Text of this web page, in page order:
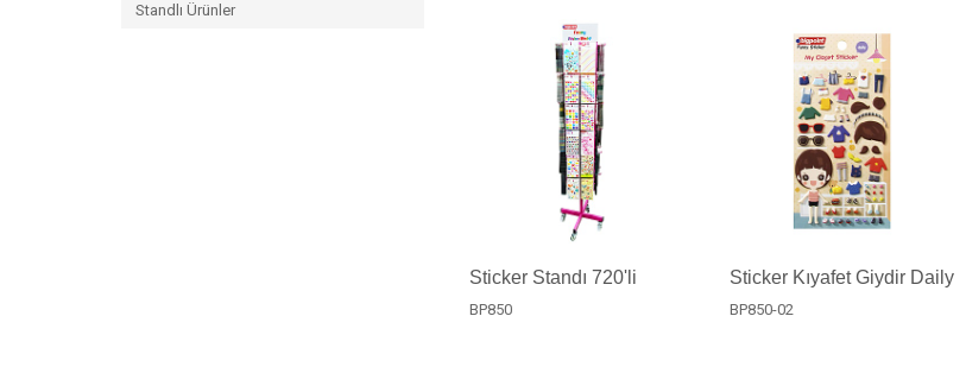
Standlı Ürünler
Sticker Standı 720'li
BP850
Sticker Kıyafet Giydir Daily
BP850-02